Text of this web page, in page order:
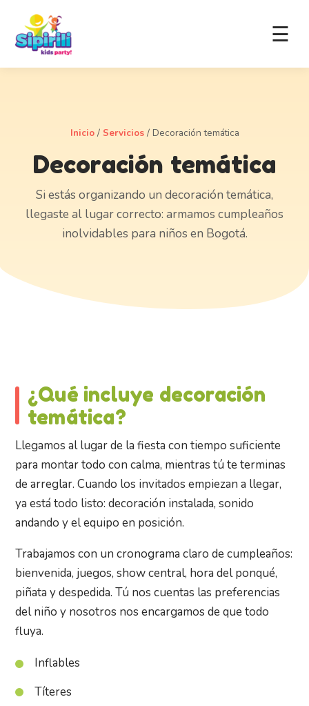
☰
Inicio/ Servicios/ Decoración temática
Decoración temática
Si estás organizando un decoración temática,
llegaste al lugar correcto: armamos cumpleaños
inolvidables para niños en Bogotá.
¿Qué incluye decoración
temática?
Llegamos al lugar de la fiesta con tiempo suficiente
para montar todo con calma, mientras tú te terminas
de arreglar. Cuando los invitados empiezan a llegar,
ya está todo listo: decoración instalada, sonido
andando y el equipo en posición.
Trabajamos con un cronograma claro de cumpleaños:
bienvenida, juegos, show central, hora del ponqué,
piñata y despedida. Tú nos cuentas las preferencias
del niño y nosotros nos encargamos de que todo
fluya.
Inflables
Títeres